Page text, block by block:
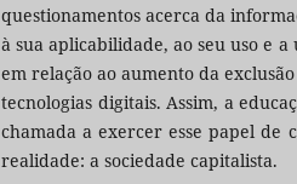
questionamentos acerca da
à sua aplicabilidade, ao seu uso e
em relação ao aumento da
tecnologias digitais. Assim, a
chamada a exercer esse papel de
realidade: a sociedade capitalista.